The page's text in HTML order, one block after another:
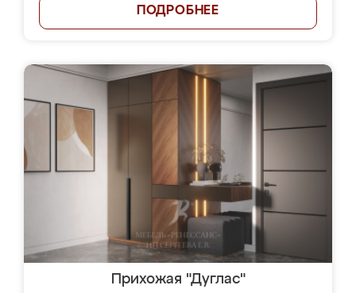
ПОДРОБНЕЕ
Прихожая "Дуглас"